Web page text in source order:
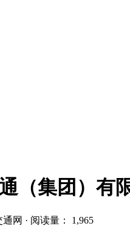
（集团）有
网 · 阅读量： 1,965